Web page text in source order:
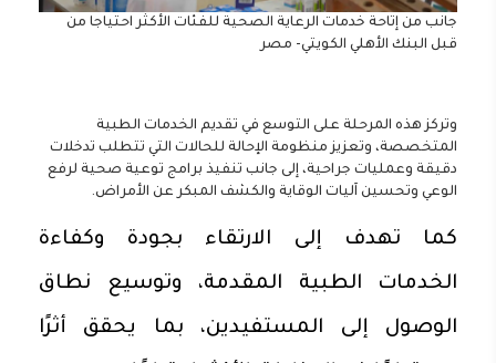
جانب من إتاحة خدمات الرعاية الصحية للفئات الأكثر احتياجا من
قبل البنك الأهلي الكويتي- مصر
وتركز هذه المرحلة على التوسع في تقديم الخدمات الطبية
المتخصصة، وتعزيز منظومة الإحالة للحالات التي تتطلب تدخلات
دقيقة وعمليات جراحية، إلى جانب تنفيذ برامج توعية صحية لرفع
الوعي وتحسين آليات الوقاية والكشف المبكر عن الأمراض.
كما تهدف إلى الارتقاء بجودة وكفاءة
الخدمات الطبية المقدمة، وتوسيع نطاق
الوصول إلى المستفيدين، بما يحقق أثرًا